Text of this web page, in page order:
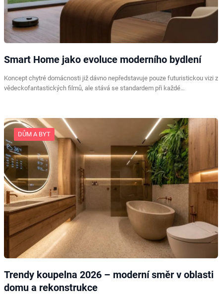
Smart Home jako evoluce moderního bydlení
Koncept chytré domácnosti již dávno nepředstavuje pouze futuristickou vizi z
vědeckofantastických filmů, ale stává se standardem při každé…
DŮM A BYT
Trendy koupelna 2026 – moderní směr v oblasti
domu a rekonstrukce